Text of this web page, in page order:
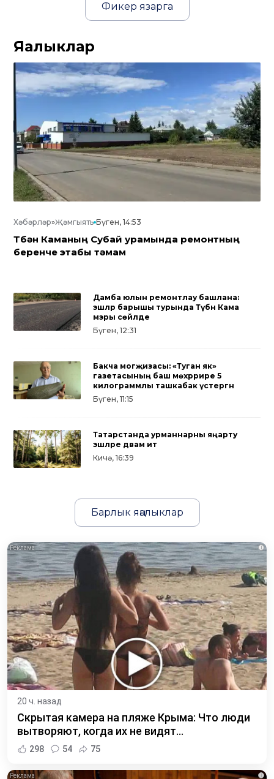
Фикер язарга
Яңалыклар
Хәбәрләр»Җәмгыять Бүген, 14:53
Түбән Каманың Субай урамында ремонтның
беренче этабы тәмам
Дамба юлын ремонтлау башлана:
эшләр барышы турында Түбән Кама
мэры сөйләде
Бүген, 12:31
Бакча могҗизасы: «Туган як»
газетасының баш мөхәррире 5
килограммлы ташкабак үстергән
Бүген, 11:15
Татарстанда урманнарны яңарту
эшләре дәвам итә
Кичә, 16:39
Барлык яңалыклар
i
20 ч. назад
Скрытая камера на пляже Крыма: Что люди
вытворяют, когда их не видят...
298 54 75
i